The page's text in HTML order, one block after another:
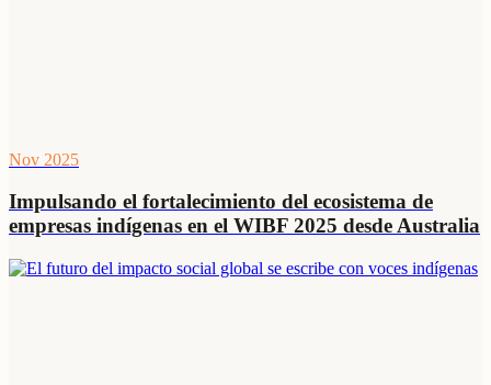
Nov 2025
Impulsando el fortalecimiento del ecosistema de
empresas indígenas en el WIBF 2025 desde Australia